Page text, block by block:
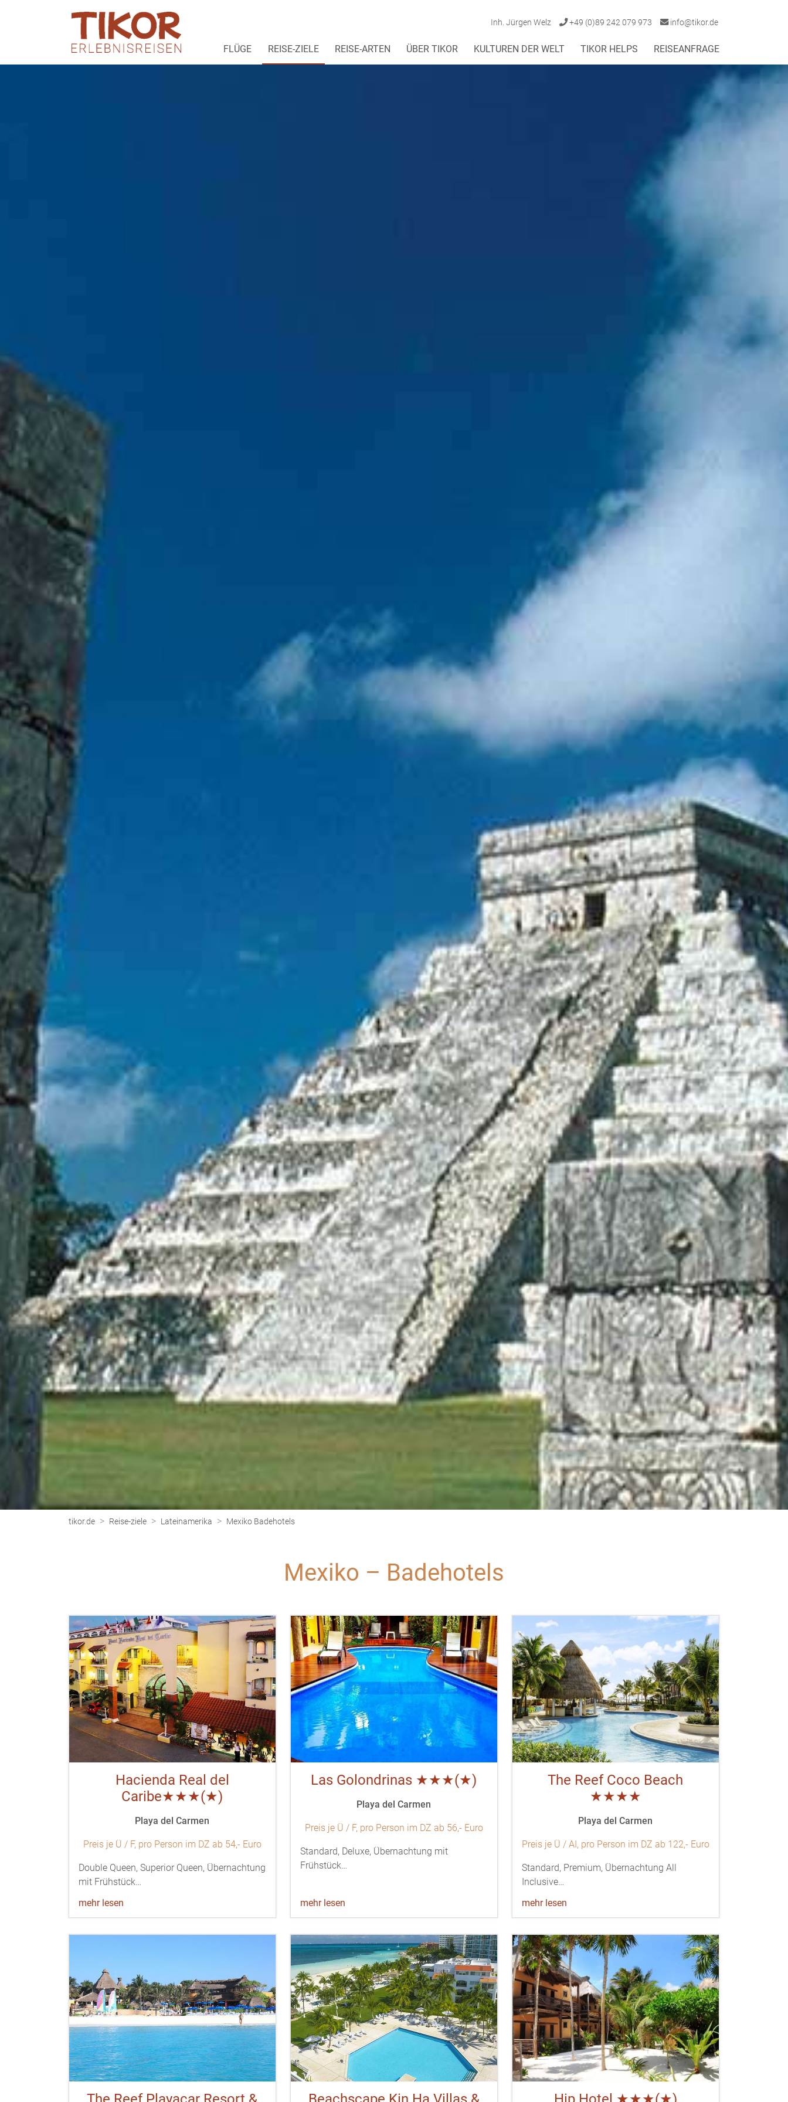
Inh. Jürgen Welz +49 (0)89 242 079 973 info@tikor.de
FLÜGE REISE-ZIELE REISE-ARTEN ÜBER TIKOR KULTUREN DER WELT TIKOR HELPS REISEANFRAGE
tikor.de > Reise-ziele > Lateinamerika > Mexiko Badehotels
Mexiko – Badehotels
Hacienda Real del
Caribe★★★(★)
Playa del Carmen
Preis je Ü / F, pro Person im DZ ab 54,- Euro
Double Queen, Superior Queen, Übernachtung
mit Frühstück…
mehr lesen
Las Golondrinas ★★★(★)
Playa del Carmen
Preis je Ü / F, pro Person im DZ ab 56,- Euro
Standard, Deluxe, Übernachtung mit
Frühstück…
mehr lesen
The Reef Coco Beach
★★★★
Playa del Carmen
Preis je Ü / AI, pro Person im DZ ab 122,- Euro
Standard, Premium, Übernachtung All
Inclusive…
mehr lesen